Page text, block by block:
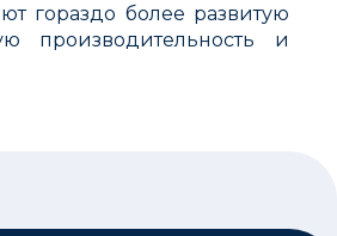
гораздо более развитую
производительность и